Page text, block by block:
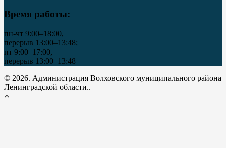
Время работы:
пн-чт 9:00–18:00,
перерыв 13:00–13:48;
пт 9:00–17:00,
перерыв 13:00–13:48
© 2026. Администрация Волховского муниципального района
Ленинградской области..